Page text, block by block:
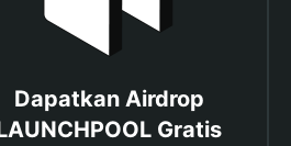
Dapatkan Airdrop
Gratis